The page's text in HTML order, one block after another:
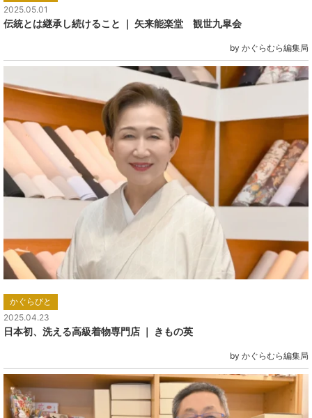
2025.05.01
伝統とは継承し続けること ｜ 矢来能楽堂 観世九皐会
by かぐらむら編集局
かぐらびと
2025.04.23
日本初、洗える高級着物専門店 ｜ きもの英
by かぐらむら編集局